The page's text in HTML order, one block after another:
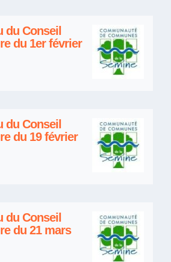
du Conseil
du 1er février
du Conseil
du 19 février
du Conseil
du 21 mars